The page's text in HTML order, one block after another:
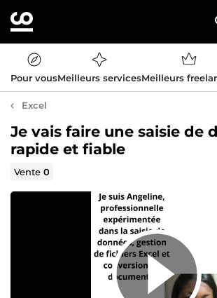
Pour vousMeilleurs servicesMeilleurs
Excel
Je vais faire une saisie de
rapide et fiable
Vente0